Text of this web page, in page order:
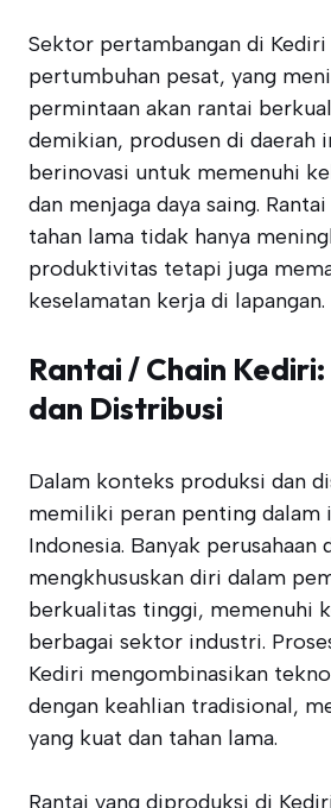
Sektor pertambangan di
pertumbuhan pesat, yang
permintaan akan rantai
demikian, produsen di daerah
berinovasi untuk memenuhi
dan menjaga daya saing.
tahan lama tidak hanya
produktivitas tetapi juga
keselamatan kerja di lapangan.
Rantai / Chain
dan Distribusi
Dalam konteks produksi dan
memiliki peran penting dalam
Indonesia. Banyak perusahaan
mengkhususkan diri dalam
berkualitas tinggi, memenuhi
berbagai sektor industri.
Kediri mengombinasikan
dengan keahlian tradisional,
yang kuat dan tahan lama.
Rantai yang diproduksi di